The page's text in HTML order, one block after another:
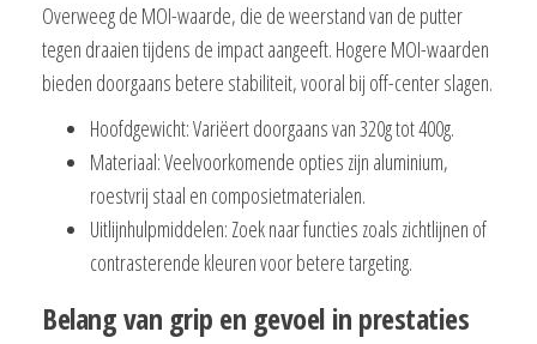
Overweeg de MOI-waarde, die de weerstand van de putter
tegen draaien tijdens de impact aangeeft. Hogere MOI-waarden
bieden doorgaans betere stabiliteit, vooral bij off-center slagen.
Hoofdgewicht: Variëert doorgaans van 320g tot 400g.
Materiaal: Veelvoorkomende opties zijn aluminium,
roestvrij staal en composietmaterialen.
Uitlijnhulpmiddelen: Zoek naar functies zoals zichtlijnen of
contrasterende kleuren voor betere targeting.
Belang van grip en gevoel in prestaties